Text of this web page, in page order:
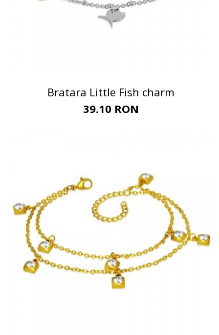
Bratara Little Fish charm
39.10 RON